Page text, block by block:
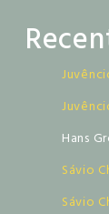
Hans
Sávio
Sávio